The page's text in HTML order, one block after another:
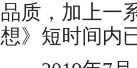
品质，加上一
想》短时间内